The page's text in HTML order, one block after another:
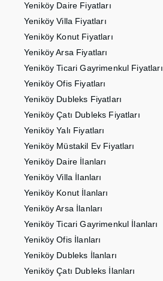
Yeniköy Daire Fiyatları
Yeniköy Villa Fiyatları
Yeniköy Konut Fiyatları
Yeniköy Arsa Fiyatları
Yeniköy Ticari Gayrimenkul Fiyatları
Yeniköy Ofis Fiyatları
Yeniköy Dubleks Fiyatları
Yeniköy Çatı Dubleks Fiyatları
Yeniköy Yalı Fiyatları
Yeniköy Müstakil Ev Fiyatları
Yeniköy Daire İlanları
Yeniköy Villa İlanları
Yeniköy Konut İlanları
Yeniköy Arsa İlanları
Yeniköy Ticari Gayrimenkul İlanları
Yeniköy Ofis İlanları
Yeniköy Dubleks İlanları
Yeniköy Çatı Dubleks İlanları